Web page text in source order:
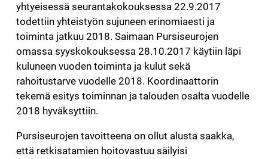
yhtyeisessä seurantakokouksessa 22.9.2017
todettiin yhteistyön sujuneen erinomiaesti ja
toiminta jatkuu 2018. Saimaan Pursiseurojen
omassa syyskokouksessa 28.10.2017 käytiin läpi
kuluneen vuoden toiminta ja kulut sekä
rahoitustarve vuodelle 2018. Koordinaattorin
tekemä esitys toiminnan ja talouden osalta vuodelle
2018 hyväksyttiin.
Pursiseurojen tavoitteena on ollut alusta saakka,
että retkisatamien hoitovastuu säilyisi